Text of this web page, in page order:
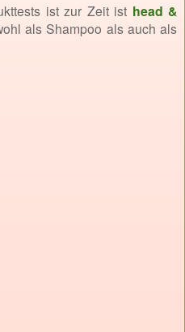
ist zur Zeit ist head &
als Shampoo als auch als